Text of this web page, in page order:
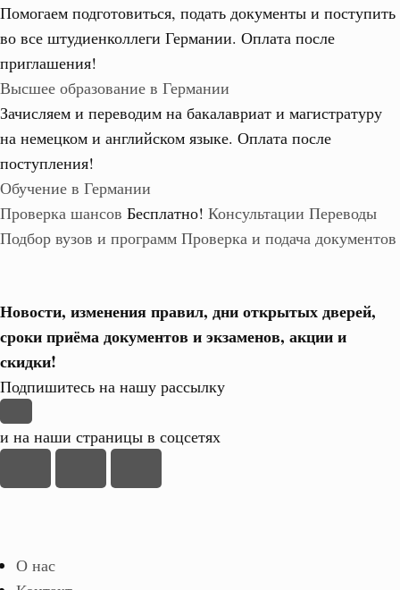
Помогаем подготовиться, подать документы и поступить
во все штудиенколлеги Германии. Оплата после
приглашения!
Высшее образование в Германии
Зачисляем и переводим на бакалавриат и магистратуру
на немецком и английском языке. Оплата после
поступления!
Обучение в Германии
Проверка шансов Бесплатно! Консультации Переводы
Подбор вузов и программ Проверка и подача документов
Новости, изменения правил, дни открытых дверей,
сроки приёма документов и экзаменов, акции и
скидки!
Подпишитесь на нашу рассылку
и на наши страницы в соцсетях
О нас